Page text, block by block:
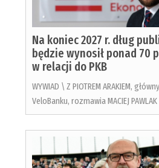
Na koniec 2027 r. dług
będzie wynosił ponad 70
w relacji do PKB
WYWIAD \ Z PIOTREM ARAKIEM,
VeloBanku, rozmawia MACIEJ PAWLAK